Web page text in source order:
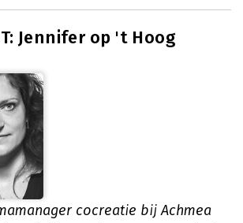
Jennifer op 't Hoog
cocreatie bij Achmea